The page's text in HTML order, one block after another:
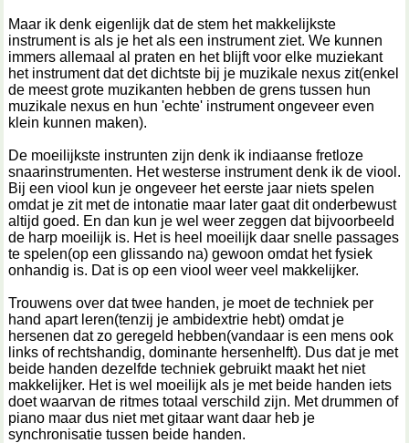
Maar ik denk eigenlijk dat de stem het makkelijkste
instrument is als je het als een instrument ziet. We kunnen
immers allemaal al praten en het blijft voor elke muziekant
het instrument dat det dichtste bij je muzikale nexus zit(enkel
de meest grote muzikanten hebben de grens tussen hun
muzikale nexus en hun 'echte' instrument ongeveer even
klein kunnen maken).
De moeilijkste instrunten zijn denk ik indiaanse fretloze
snaarinstrumenten. Het westerse instrument denk ik de viool.
Bij een viool kun je ongeveer het eerste jaar niets spelen
omdat je zit met de intonatie maar later gaat dit onderbewust
altijd goed. En dan kun je wel weer zeggen dat bijvoorbeeld
de harp moeilijk is. Het is heel moeilijk daar snelle passages
te spelen(op een glissando na) gewoon omdat het fysiek
onhandig is. Dat is op een viool weer veel makkelijker.
Trouwens over dat twee handen, je moet de techniek per
hand apart leren(tenzij je ambidextrie hebt) omdat je
hersenen dat zo geregeld hebben(vandaar is een mens ook
links of rechtshandig, dominante hersenhelft). Dus dat je met
beide handen dezelfde techniek gebruikt maakt het niet
makkelijker. Het is wel moeilijk als je met beide handen iets
doet waarvan de ritmes totaal verschild zijn. Met drummen of
piano maar dus niet met gitaar want daar heb je
synchronisatie tussen beide handen.